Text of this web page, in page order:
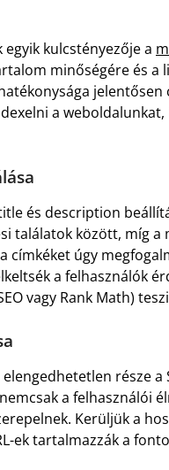
kulcstényezője a
minőségére és
a
és description
találatok között, míg
címkéket úgy
a felhasználók
vagy Rank Math)
része
a felhasználói
Kerüljük a
ek tartalmazzák a